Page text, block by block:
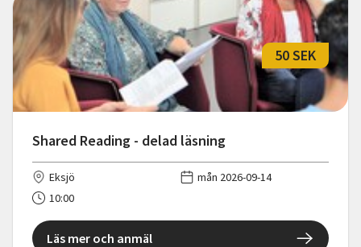
Shared Reading - delad läsning
50 SEK
Eksjö
mån 2026-09-14
10:00
Läs mer och anmäl